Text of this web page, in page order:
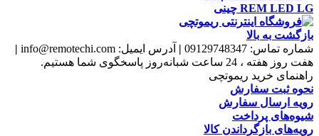
REM LED LG چينی
بازگشت به بالا
شماره تماس: 09129748347
| آدرس ایمیل: info@remotechi.com
|
هفت روز هفته ، 24 ساعت شبانه‌روز پاسخگوی شما هستیم.
راهنمای خرید ریموتچی
نحوه ثبت سفارش
رویه ارسال سفارش
شیوه‌های پرداخت
رویه‌های بازگرداندن کالا